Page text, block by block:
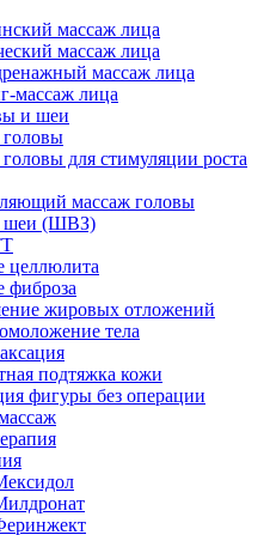
массаж лица
массаж лица
массаж лица
массаж лица
и шеи
для стимуляции роста
массаж головы
шеи (ШВЗ)
целлюлита
фиброза
жировых отложений
тела
подтяжка кожи
фигуры без операции